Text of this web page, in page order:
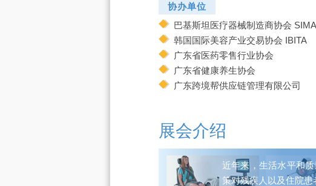
协办单位
巴基斯坦医疗器械制造商协会
韩国国际美容产业交易协会 IBITA
广东省医药零售行业协会
广东省健康养生协会
广东跨境帮供应链管理有限公司
展会介绍
近年来，生活水平和
策对残疾人以及住院